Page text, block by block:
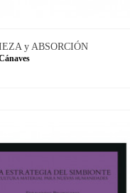
y ABSORCIÓN